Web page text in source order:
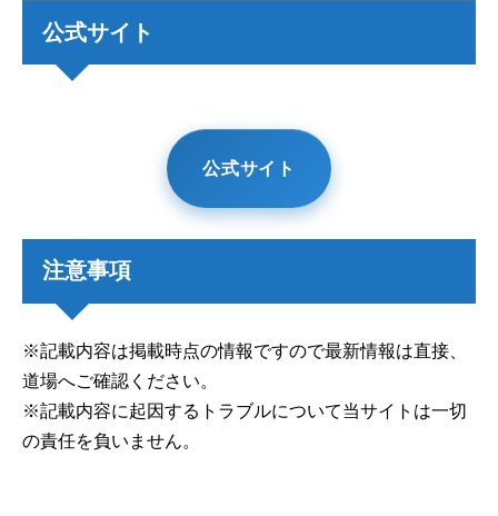
公式サイト
公式サイト
注意事項
※記載内容は掲載時点の情報ですので最新情報は直接、
道場へご確認ください。
※記載内容に起因するトラブルについて当サイトは一切
の責任を負いません。